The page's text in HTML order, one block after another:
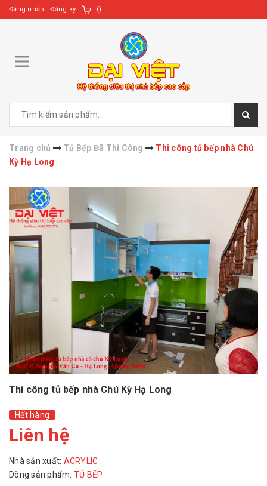
Đăng nhập Đăng ký ()
Trang chủ Tủ Bếp Đã Thi Công
Thi công tủ bếp nhà Chú
Kỳ Hạ Long
Thi công tủ bếp nhà Chú Kỳ Hạ Long
Hết hàng
Liên hệ
Nhà sản xuất: ACRYLIC
Dòng sản phẩm: TỦ BẾP